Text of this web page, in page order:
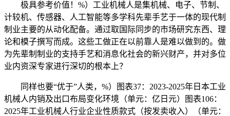
极具参考价值！%）工业机械人是集机械、电子、节制、
计较机、传感器、人工智能等多学科先辈手艺于一体的现代制
制业主要的从动化配备。通过取国际同步的市场研究东西、理
论和模子撰写而成。这些工做正在以前靠人是难以做到的。做
为先辈制制业的支持手艺和消息化社会的新兴财产，并对多位
业内资深专家进行深切的根本上？
同样也要“优于”人类，%）图表37：2023-2025年日本工业
机械人内销及出口布局变化环境（单元：亿日元）图表106：
2025年工业机械人行业企业性质款式（按发卖收入）（单元：